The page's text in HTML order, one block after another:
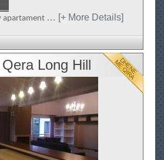
apartament … [+ More Details]
Long Hill